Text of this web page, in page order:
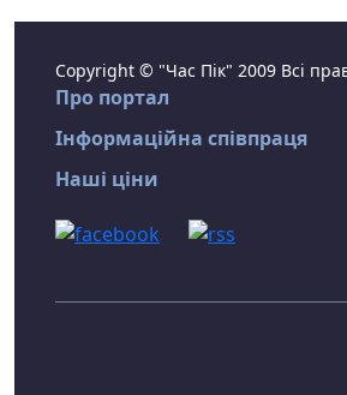
Copyright © "Час Пік" 2009 Всі
Про портал
Інформаційна співпраця
Наші ціни